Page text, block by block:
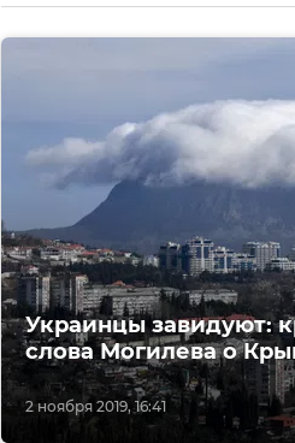
2 ноября 2019, 16:41
Украинцы завидуют:
слова Могилева о